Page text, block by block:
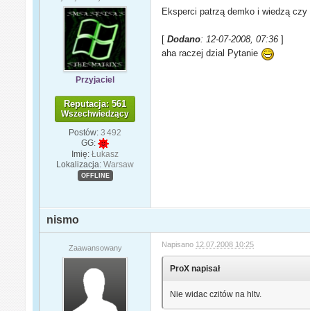
Przyjaciel
Reputacja: 561
Wszechwiedzący
Postów: 3 492
GG:
Imię: Łukasz
Lokalizacja: Warsaw
OFFLINE
Eksperci patrzą demko i wiedzą
[Dodano: 12-07-2008, 07:36 ]
aha raczej dzial Pytanie
nismo
Zaawansowany Napisano 12.07.2008 10:25
ProX napisał
Nie widac czitów na hltv.